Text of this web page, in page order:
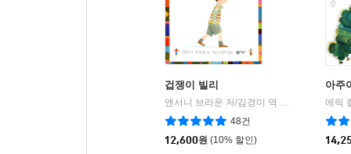
겁쟁이 빌리
앤서니 브라운 저/김경미 역 | 비룡소
48건
12,600원 (10% 할인)
아주
에릭